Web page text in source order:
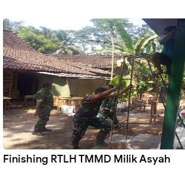
Finishing RTLH TMMD Milik Asyah